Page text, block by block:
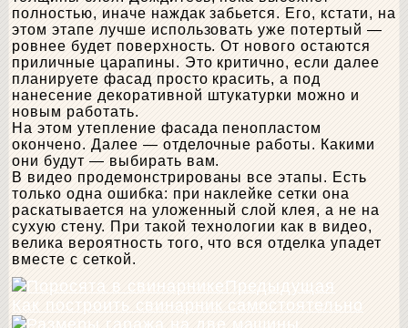
полностью, иначе наждак забьется. Его, кстати, на
этом этапе лучше использовать уже потертый —
ровнее будет поверхность. От нового остаются
приличные царапины. Это критично, если далее
планируете фасад просто красить, а под
нанесение декоративной штукатурки можно и
новым работать.
На этом утепление фасада пенопластом
окончено. Далее — отделочные работы. Какими
они будут — выбирать вам.
В видео продемонстрированы все этапы. Есть
только одна ошибка: при наклейке сетки она
раскатывается на уложенный слой клея, а не на
сухую стену. При такой технологии как в видео,
велика вероятность того, что вся отделка упадет
вместе с сеткой.
Предыдущая
Как построить свинарник самостоятельно